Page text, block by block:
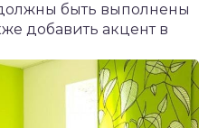
быть выполнены
добавить акцент в